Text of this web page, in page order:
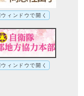
ウィンドウで開く
ウィンドウで開く